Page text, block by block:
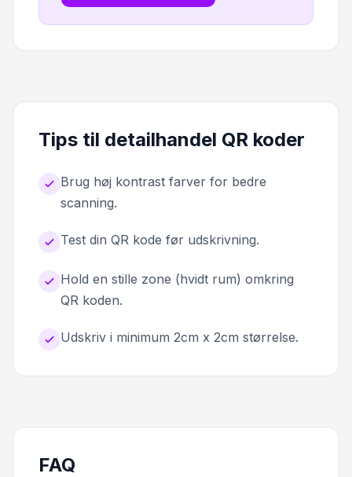
Tips til detailhandel QR koder
Brug høj kontrast farver for bedre
scanning.
Test din QR kode før udskrivning.
Hold en stille zone (hvidt rum) omkring
QR koden.
Udskriv i minimum 2cm x 2cm størrelse.
FAQ